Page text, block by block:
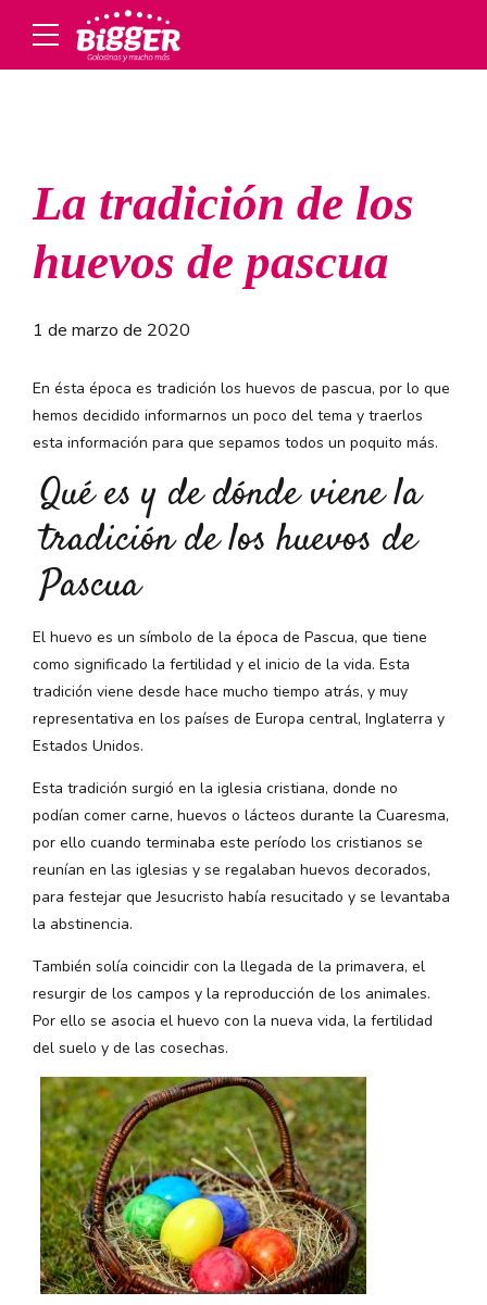
La tradición de los
huevos de pascua
1 de marzo de 2020
En ésta época es tradición los huevos de pascua, por lo que
hemos decidido informarnos un poco del tema y traerlos
esta información para que sepamos todos un poquito más.
Qué es y de dónde viene la
tradición de los huevos de
Pascua
El huevo es un símbolo de la época de Pascua, que tiene
como significado la fertilidad y el inicio de la vida. Esta
tradición viene desde hace mucho tiempo atrás, y muy
representativa en los países de Europa central, Inglaterra y
Estados Unidos.
Esta tradición surgió en la iglesia cristiana, donde no
podían comer carne, huevos o lácteos durante la Cuaresma,
por ello cuando terminaba este período los cristianos se
reunían en las iglesias y se regalaban huevos decorados,
para festejar que Jesucristo había resucitado y se levantaba
la abstinencia.
También solía coincidir con la llegada de la primavera, el
resurgir de los campos y la reproducción de los animales.
Por ello se asocia el huevo con la nueva vida, la fertilidad
del suelo y de las cosechas.